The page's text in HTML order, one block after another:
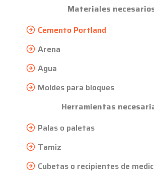
Materiales
Cemento Portland
Arena
Agua
Moldes para bloques
Herramientas
Palas o paletas
Tamiz
Cubetas o recipientes de